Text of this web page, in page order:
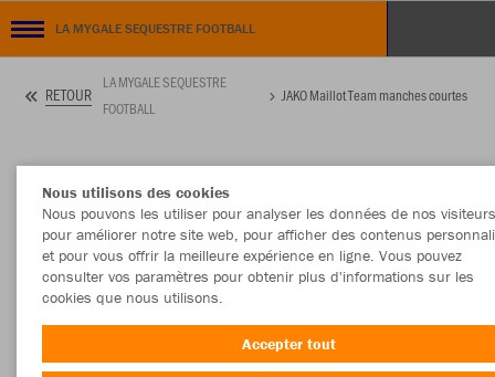
LA MYGALE SEQUESTRE FOOTBALL
RETOUR
LA MYGALE SEQUESTRE
FOOTBALL
JAKO Maillot Team manches courtes
Nous utilisons des cookies
Nous pouvons les utiliser pour analyser les données de nos
pour améliorer notre site web, pour afficher des contenus
et pour vous offrir la meilleure expérience en ligne. Vous pouvez
consulter vos paramètres pour obtenir plus d'informations sur les
cookies que nous utilisons.
Accepter tout